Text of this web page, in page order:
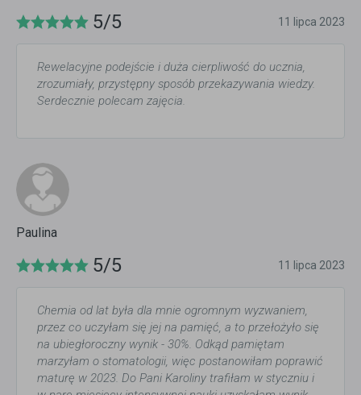
5/5 11 lipca 2023
Rewelacyjne podejście i duża cierpliwość do ucznia,
zrozumiały, przystępny sposób przekazywania wiedzy.
Serdecznie polecam zajęcia.
Paulina
5/5 11 lipca 2023
Chemia od lat była dla mnie ogromnym wyzwaniem,
przez co uczyłam się jej na pamięć, a to przełożyło się
na ubiegłoroczny wynik - 30%. Odkąd pamiętam
marzyłam o stomatologii, więc postanowiłam poprawić
maturę w 2023. Do Pani Karoliny trafiłam w styczniu i